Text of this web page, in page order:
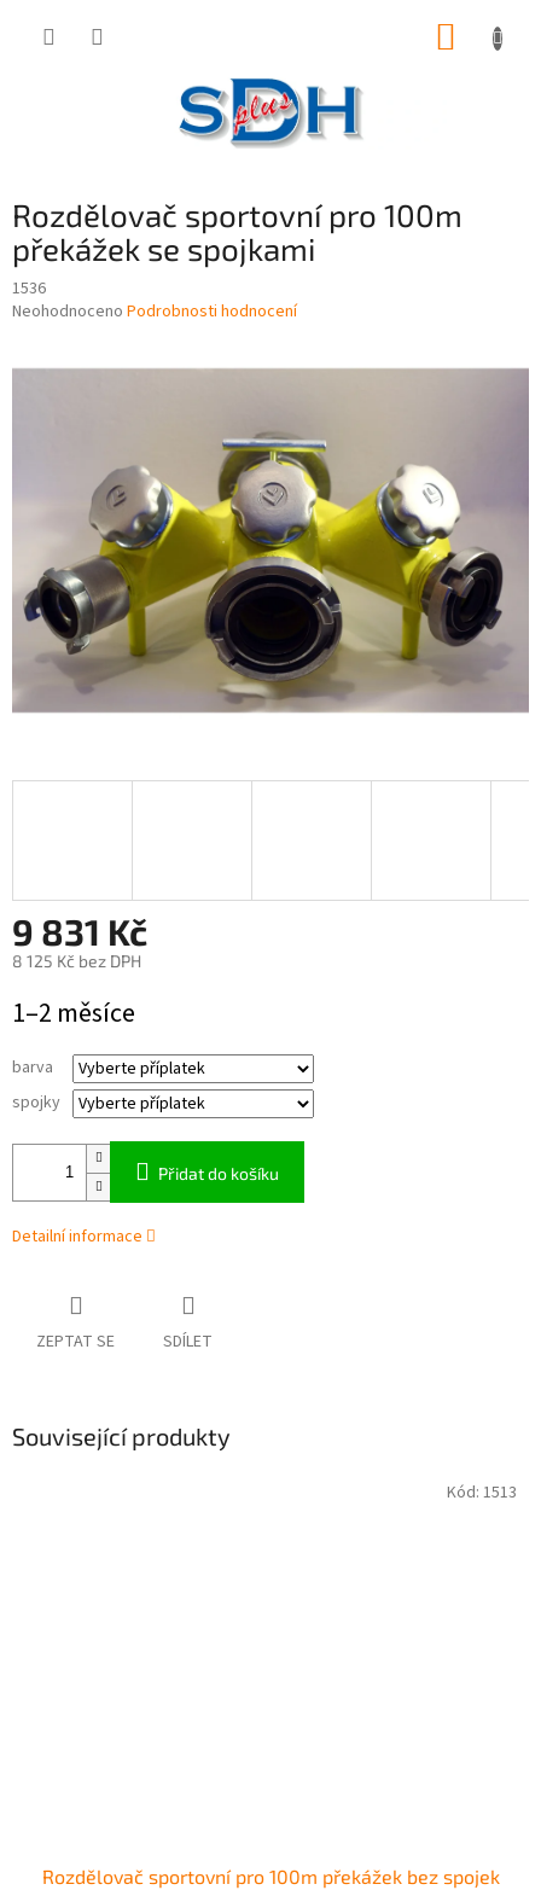
Rozdělovač sportovní pro 100m
překážek se spojkami
1536
Průměrné
Neohodnoceno Podrobnosti hodnocení
9 831 Kč
8 125 Kč bez DPH
cena:
1–2 měsíce
barva
spojky
Přidat do košíku
Detailní informace
ZEPTAT SE SDÍLET
Související produkty
Rozdělovač sportovní pro 100m překážek bez spojek
Kód: 1513